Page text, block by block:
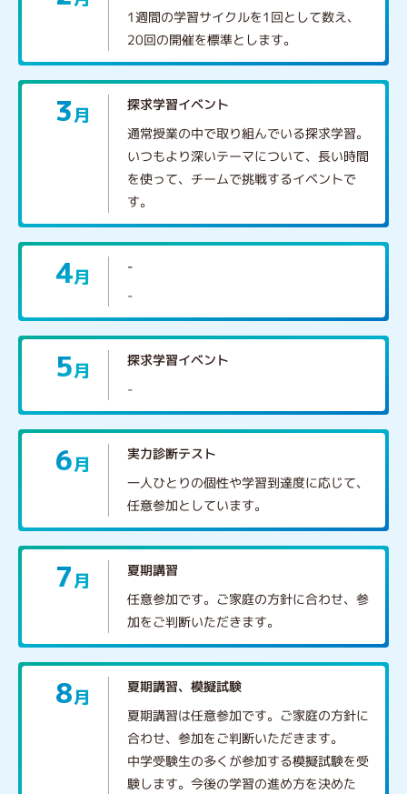
1週間の学習サイクルを1回として数え、
20回の開催を標準とします。
3月 探求学習イベント
通常授業の中で取り組んでいる探求学習。
いつもより深いテーマについて、長い時間
を使って、チームで挑戦するイベントで
す。
4月
-
-
5月 探求学習イベント
-
6月 実力診断テスト
一人ひとりの個性や学習到達度に応じて、
任意参加としています。
7月 夏期講習
任意参加です。ご家庭の方針に合わせ、参
加をご判断いただきます。
8月 夏期講習、模擬試験
夏期講習は任意参加です。ご家庭の方針に
合わせ、参加をご判断いただきます。
中学受験生の多くが参加する模擬試験を受
験します。今後の学習の進め方を決めた